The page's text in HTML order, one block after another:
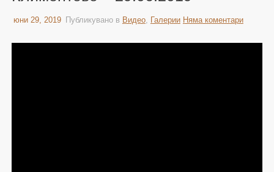
юни 29, 2019 Публикувано в Видео, Галерии Няма коментари